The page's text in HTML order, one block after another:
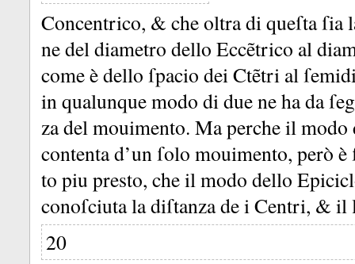
Concentrico, & che oltra di queſta
ne del diametro dello Eccẽtrico al
come è dello ſpacio dei Ctẽtri al
in qualunque modo di due ne ha da
za del mouimento. Ma perche il
contenta d’un ſolo mouimento, però
to piu presto, che il modo dello
conoſciuta la diſtanza de i Centri, & il
20